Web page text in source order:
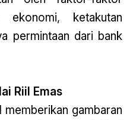
ekonomi, ketakutan
permintaan dari bank
Riil Emas
memberikan gambaran